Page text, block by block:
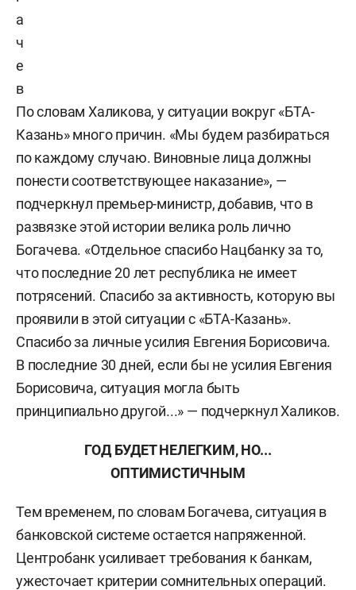
а
ч
е
в
По словам Халикова, у ситуации вокруг «БТА-
Казань» много причин. «Мы будем разбираться
по каждому случаю. Виновные лица должны
понести соответствующее наказание», —
подчеркнул премьер-министр, добавив, что в
развязке этой истории велика роль лично
Богачева. «Отдельное спасибо Нацбанку за то,
что последние 20 лет республика не имеет
потрясений. Спасибо за активность, которую вы
проявили в этой ситуации с «БТА-Казань».
Спасибо за личные усилия Евгения Борисовича.
В последние 30 дней, если бы не усилия Евгения
Борисовича, ситуация могла быть
принципиально другой...» — подчеркнул Халиков.
ГОД БУДЕТ НЕЛЕГКИМ, НО...
ОПТИМИСТИЧНЫМ
Тем временем, по словам Богачева, ситуация в
банковской системе остается напряженной.
Центробанк усиливает требования к банкам,
ужесточает критерии сомнительных операций.